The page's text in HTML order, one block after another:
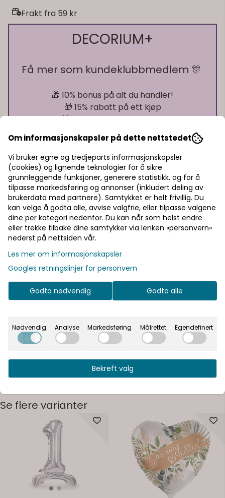
Frakt fra 59 kr
DECORIUM+
Få mer som kundeklubbmedlem 🎊
🎁 10% bonus på alt du handler!
🎁 15% rabatt på ett kjøp
🎁 Gratis frakt over 700 kr
Bli medlem - få gratis frakt fra 700 kr
Informasjon
Denne ballonggirlanderen inneholder omtrent 60
Medfølgende bånd gjør det enkelt å montere
ballongene til en imponerende girlander på cirka
200 cm.
Perfekt dekorasjon til bursdagsselskaper,
60 ballonger i pakken. Monteringsdetaljer
medfølger.
Se flere varianter
På lager
På lager
På lager På lager
Om informasjonskapsler på dette nettstedet
Vi bruker egne og tredjeparts informasjonskapsler
(cookies) og lignende teknologier for å sikre
grunnleggende funksjoner, generere statistikk, og for å
tilpasse markedsføring og annonser (inkludert deling av
brukerdata med partnere). Samtykket er helt frivillig. Du
kan velge å godta alle, avvise valgfrie, eller tilpasse valgene
dine per kategori nedenfor. Du kan når som helst endre
eller trekke tilbake dine samtykker via lenken «personvern»
nederst på nettsiden vår.
Les mer om informasjonskapsler
Googles retningslinjer for personvern
Godta nødvendig Godta alle
Nødvendig Analyse Markedsføring Målrettet Egendefinert
Bekreft valg